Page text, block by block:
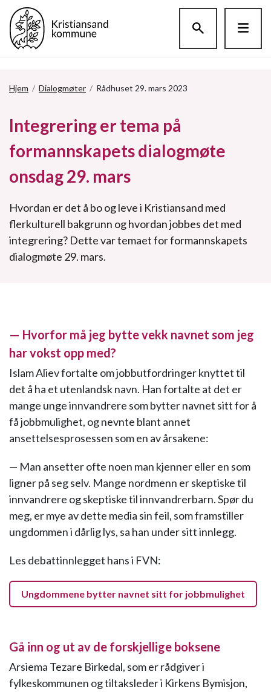
Hjem / Dialogmøter / Rådhuset 29. mars 2023
Integrering er tema på
formannskapets dialogmøte
onsdag 29. mars
Hvordan er det å bo og leve i Kristiansand med
flerkulturell bakgrunn og hvordan jobbes det med
integrering? Dette var temaet for formannskapets
dialogmøte 29. mars.
— Hvorfor må jeg bytte vekk navnet som jeg
har vokst opp med?
Islam Aliev fortalte om jobbutfordringer knyttet til
det å ha et utenlandsk navn. Han fortalte at det er
mange unge innvandrere som bytter navnet sitt for å
få jobbmulighet, og nevnte blant annet
ansettelsesprosessen som en av årsakene:
— Man ansetter ofte noen man kjenner eller en som
ligner på seg selv. Mange nordmenn er skeptiske til
innvandrere og skeptiske til innvandrerbarn. Spør du
meg, er mye av dette media sin feil, som framstiller
ungdommen i dårlig lys, sa han under sitt innlegg.
Les debattinnlegget hans i FVN:
Ungdommene bytter navnet sitt for jobbmulighet
Gå inn og ut av de forskjellige boksene
Arsiema Tezare Birkedal, som er rådgiver i
fylkeskommunen og tiltaksleder i Kirkens Bymisjon,